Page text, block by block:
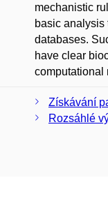
mechanistic
basic
databases.
have clear
computational
Získávání
Rozsáhlé